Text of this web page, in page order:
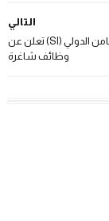
التالي
منظمة التضامن الدولي (SI) تعلن عن
وظائف شاغرة